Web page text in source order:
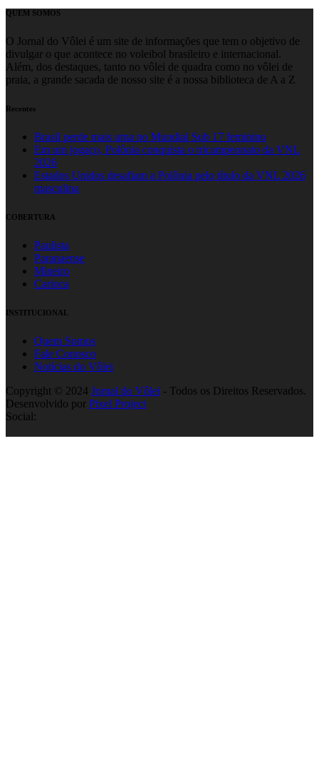
QUEM SOMOS
O Jornal do Vôlei é um site de informações que tem o objetivo de
divulgar o que acontece no voleibol brasileiro e internacional.
Além, dos destaques, tanto no vôlei de quadra como no vôlei de
praia, a grande sacada de nosso site é a nossa biblioteca de A a Z
Recentes
Brasil perde mais uma no Mundial Sub 17 feminino
Em um jogaço, Polônia conquista o tricampeonato da VNL
2026
Estados Unidos desafiam a Polônia pelo título da VNL 2026
masculina
COBERTURA
Paulista
Paranaense
Mineiro
Carioca
INSTITUCIONAL
Quem Somos
Fale Conosco
Notícias do Vôlei
Copyright © 2024 Jornal do Vôlei - Todos os Direitos Reservados.
Desenvolvido por Pixel Project
Social: